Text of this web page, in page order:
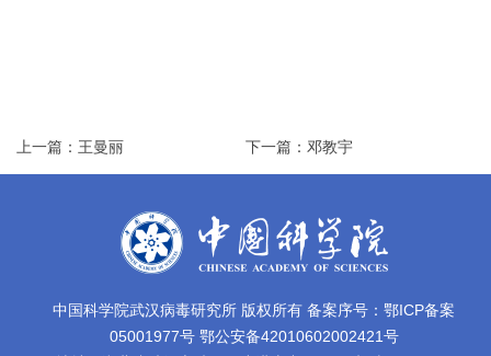
上一篇：王曼丽 下一篇：邓教宇
中国科学院武汉病毒研究所 版权所有 备案序号：鄂ICP备案
05001977号 鄂公安备42010602002421号